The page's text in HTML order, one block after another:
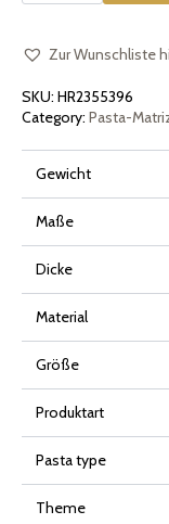
Kuh
Philips
Avance
und
Serie
7000
Zur Wunschliste
SKU: HR2355396
Category: Pasta-
Gewicht
Maße
Dicke
Material
Größe
Produktart
Pasta type
Theme